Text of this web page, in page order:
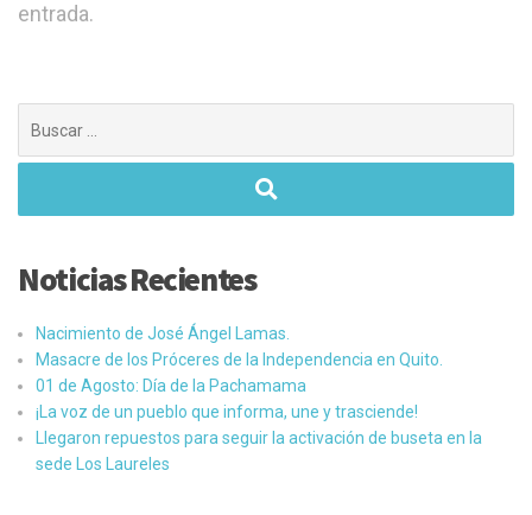
entrada.
Noticias Recientes
Nacimiento de José Ángel Lamas.
Masacre de los Próceres de la Independencia en Quito.
01 de Agosto: Día de la Pachamama
¡La voz de un pueblo que informa, une y trasciende!
Llegaron repuestos para seguir la activación de buseta en la
sede Los Laureles